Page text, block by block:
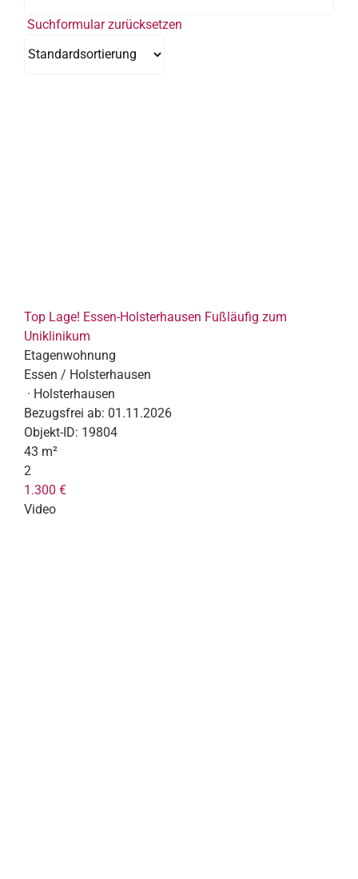
Suchformular zurücksetzen
Top Lage! Essen-Holsterhausen Fußläufig zum
Uniklinikum
Etagenwohnung
Essen / Holsterhausen
· Holsterhausen
Bezugsfrei ab: 01.11.2026
Objekt-ID: 19804
43 m²
2
1.300 €
Video